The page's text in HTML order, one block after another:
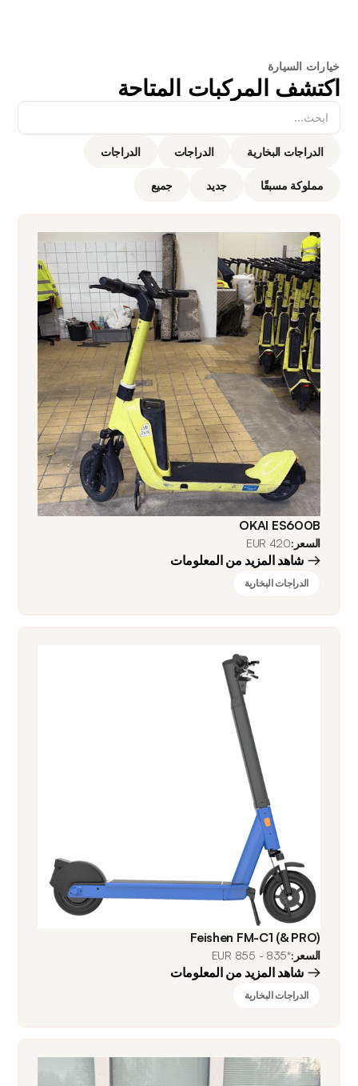
خيارات السيارة
اكتشف المركبات المتاحة
الدراجات الدراجات الدراجات البخارية
جميع جديد مملوكة مسبقًا
OKAI ES600B
السعر:420 EUR
شاهد المزيد من المعلومات
الدراجات البخارية
Feishen FM-C1 (& PRO)
السعر:*835 - 855 EUR
شاهد المزيد من المعلومات
الدراجات البخارية